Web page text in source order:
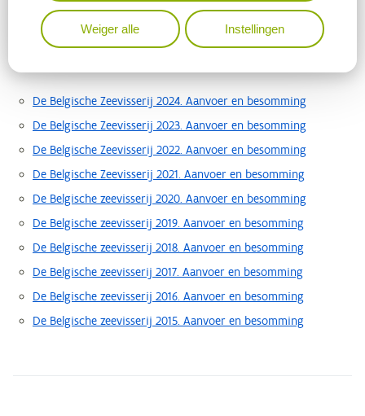
2010 telde de commerciële vloot nog 89 vaartuigen, in 2000 127, in
1990 zelfs 201.
De Belgische Zeevisserij 2024. Aanvoer en besomming
De Belgische Zeevisserij 2023. Aanvoer en besomming
De Belgische Zeevisserij 2022. Aanvoer en besomming
De Belgische Zeevisserij 2021. Aanvoer en besomming
De Belgische zeevisserij 2020. Aanvoer en besomming
De Belgische zeevisserij 2019. Aanvoer en besomming
De Belgische zeevisserij 2018. Aanvoer en besomming
De Belgische zeevisserij 2017. Aanvoer en besomming
De Belgische zeevisserij 2016. Aanvoer en besomming
De Belgische zeevisserij 2015. Aanvoer en besomming
Weiger alle Instellingen